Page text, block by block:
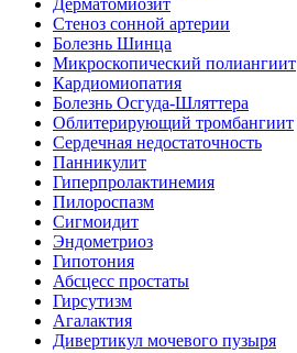
Дерматомиозит
Стеноз сонной артерии
Болезнь Шинца
Микроскопический полиангиит
Кардиомиопатия
Болезнь Осгуда-Шляттера
Облитерирующий тромбангиит
Сердечная недостаточность
Панникулит
Гиперпролактинемия
Пилороспазм
Сигмоидит
Эндометриоз
Гипотония
Абсцесс простаты
Гирсутизм
Агалактия
Дивертикул мочевого пузыря